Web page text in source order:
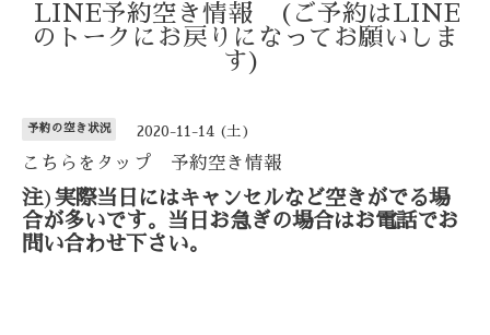
LINE予約空き情報 (ご予約はLINE
のトークにお戻りになってお願いしま
す)
予約の空き状況 2020-11-14 (土)
こちらをタップ 予約空き情報
注) 実際当日にはキャンセルなど空きがでる場
合が多いです。当日お急ぎの場合はお電話でお
問い合わせ下さい。